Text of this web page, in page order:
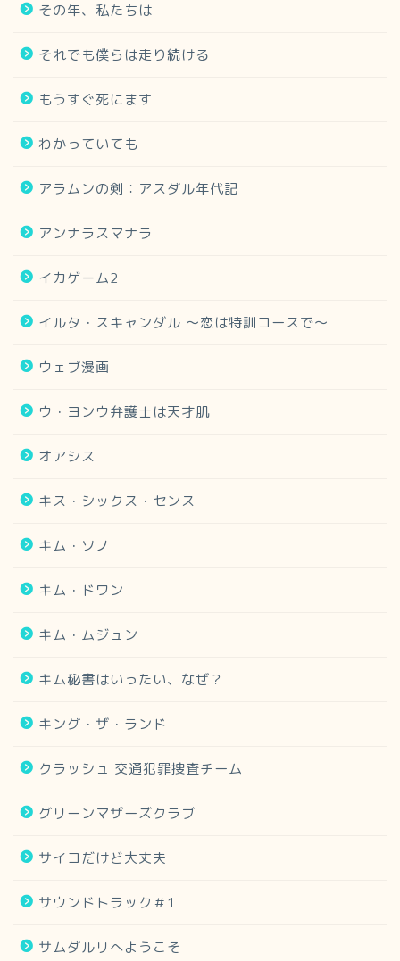
その年、私たちは
それでも僕らは走り続ける
もうすぐ死にます
わかっていても
アラムンの剣：アスダル年代記
アンナラスマナラ
イカゲーム2
イルタ・スキャンダル 〜恋は特訓コースで〜
ウェブ漫画
ウ・ヨンウ弁護士は天才肌
オアシス
キス・シックス・センス
キム・ソノ
キム・ドワン
キム・ムジュン
キム秘書はいったい、なぜ？
キング・ザ・ランド
クラッシュ 交通犯罪捜査チーム
グリーンマザーズクラブ
サイコだけど大丈夫
サウンドトラック＃1
サムダルリへようこそ